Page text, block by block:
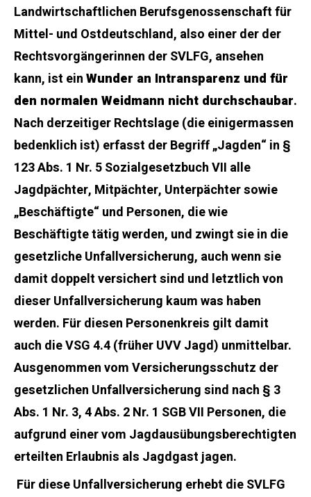
Landwirtschaftlichen Berufsgenossenschaft für
Mittel- und Ostdeutschland, also einer der der
Rechtsvorgängerinnen der SVLFG, ansehen
kann, ist einWunder an Intransparenz und für
den normalen Weidmann nicht durchschaubar.
Nach derzeitiger Rechtslage (die einigermassen
bedenklich ist) erfasst der Begriff „Jagden“ in §
123 Abs. 1 Nr. 5 Sozialgesetzbuch VII alle
Jagdpächter, Mitpächter, Unterpächter sowie
„Beschäftigte“ und Personen, die wie
Beschäftigte tätig werden, und zwingt sie in die
gesetzliche Unfallversicherung, auch wenn sie
damit doppelt versichert sind und letztlich von
dieser Unfallversicherung kaum was haben
werden. Für diesen Personenkreis gilt damit
auch die VSG 4.4 (früher UVV Jagd) unmittelbar.
Ausgenommen vom Versicherungsschutz der
gesetzlichen Unfallversicherung sind nach § 3
Abs. 1 Nr. 3, 4 Abs. 2 Nr. 1 SGB VII Personen, die
aufgrund einer vom Jagdausübungsberechtigten
erteilten Erlaubnis als Jagdgast jagen.
Für diese Unfallversicherung erhebt die SVLFG